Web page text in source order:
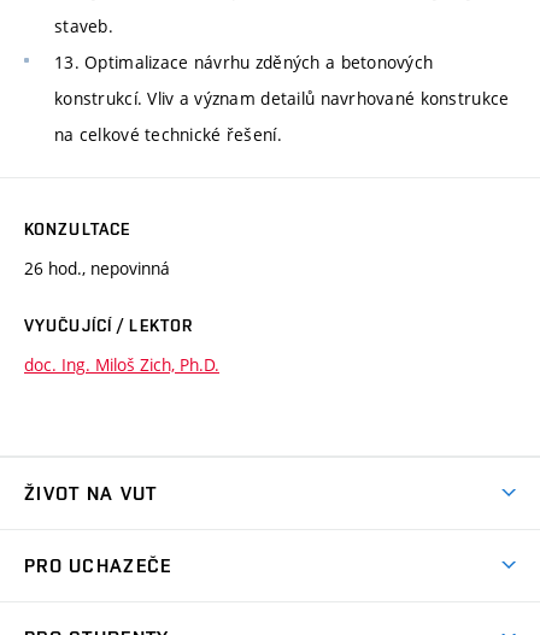
staveb.
13. Optimalizace návrhu zděných a betonových
konstrukcí. Vliv a význam detailů navrhované konstrukce
na celkové technické řešení.
KONZULTACE
26 hod., nepovinná
VYUČUJÍCÍ / LEKTOR
doc. Ing. Miloš Zich, Ph.D.
ŽIVOT NA VUT
Koleje
PRO UCHAZEČE